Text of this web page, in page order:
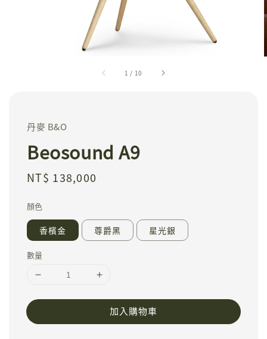
1 / 10
丹麥 B&O
Beosound A9
Regular
NT$ 138,000
顏色
香檳金 尊爵黑 星光銀
數量
加入購物車